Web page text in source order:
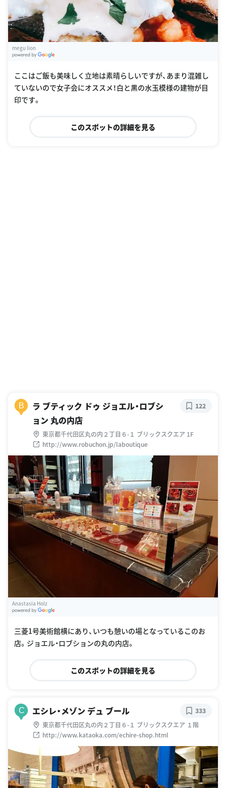
megu lion
ここはご飯も美味しく立地は素晴らしいですが、あまり混雑し
ていないので女子会にオススメ！白と黒の水玉模様の建物が目
印です。
このスポットの詳細を見る
B
ラ ブティック ドゥ ジョエル・ロブシ
ョン 丸の内店
東京都千代田区丸の内２丁目６-１ ブリックスクエア 1F
http://www.robuchon.jp/laboutique
122
Anastasia Holz
三菱1号美術館横にあり、いつも憩いの場となっているこのお
店。ジョエル・ロブションの丸の内店。
このスポットの詳細を見る
C エシレ・メゾン デュ ブール
東京都千代田区丸の内２丁目６-１ ブリックスクエア １階
http://www.kataoka.com/echire-shop.html
333